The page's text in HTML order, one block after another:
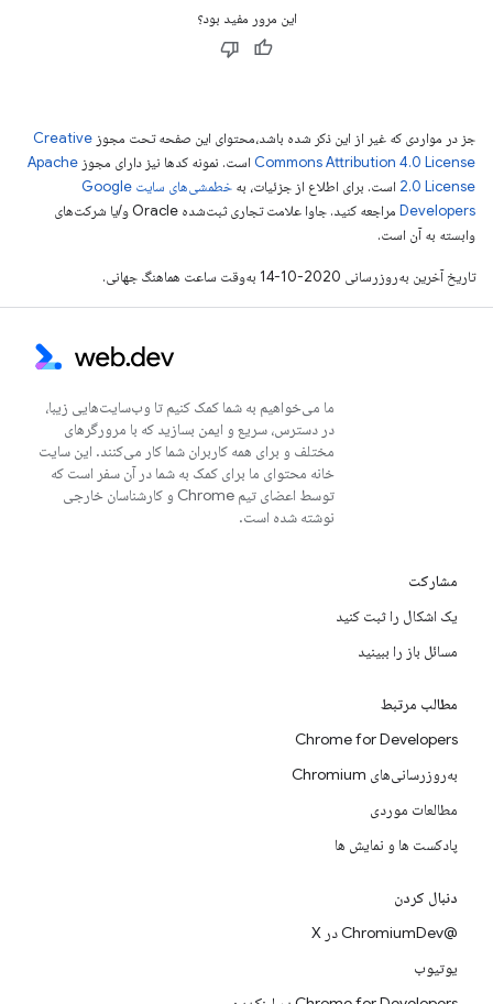
این مرور مفید بود؟
جز در مواردی که غیر از این ذکر شده باشد،‌محتوای این صفحه تحت مجوز Creative
Commons Attribution 4.0 License است. نمونه کدها نیز دارای مجوز Apache
2.0 License است. برای اطلاع از جزئیات، به
خطمشی‌های سایت Google
Developers‏
مراجعه کنید. جاوا علامت تجاری ثبت‌شده Oracle و/یا شرکت‌های
وابسته به آن است.
تاریخ آخرین به‌روزرسانی 2020-10-14 به‌وقت ساعت هماهنگ جهانی.
ما می‌خواهیم به شما کمک کنیم تا وب‌سایت‌هایی زیبا،
در دسترس، سریع و ایمن بسازید که با مرورگرهای
مختلف و برای همه کاربران شما کار می‌کنند. این سایت
خانه محتوای ما برای کمک به شما در آن سفر است که
توسط اعضای تیم Chrome و کارشناسان خارجی
نوشته شده است.
مشارکت
یک اشکال را ثبت کنید
مسائل باز را ببینید
مطالب مرتبط
Chrome for Developers
به‌روزرسانی‌های Chromium
مطالعات موردی
پادکست ها و نمایش ها
دنبال کردن
@ChromiumDev در X
یوتیوب